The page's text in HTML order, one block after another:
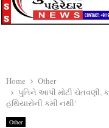
Home
Other
પુતિને આપી મોટી ચેતવણી,
હથિયારોની કમી નથી’
Other